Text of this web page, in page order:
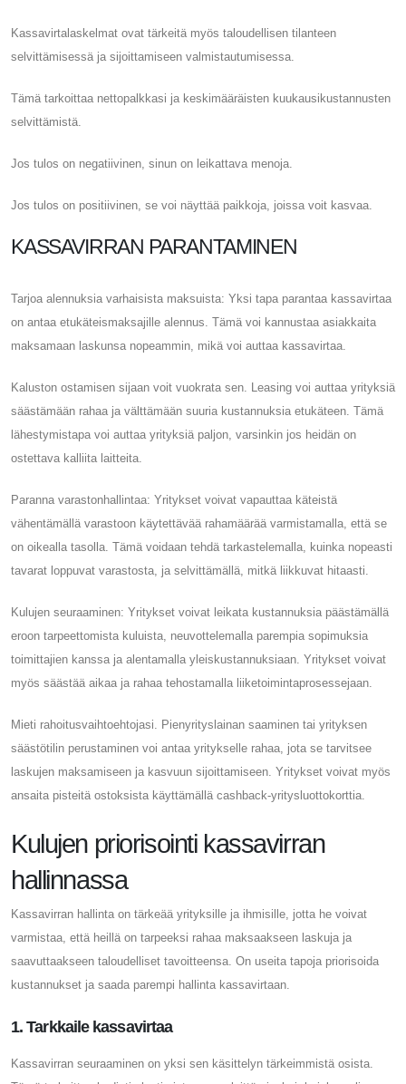
Kassavirtalaskelmat ovat tärkeitä myös taloudellisen tilanteen
selvittämisessä ja sijoittamiseen valmistautumisessa.
Tämä tarkoittaa nettopalkkasi ja keskimääräisten kuukausikustannusten
selvittämistä.
Jos tulos on negatiivinen, sinun on leikattava menoja.
Jos tulos on positiivinen, se voi näyttää paikkoja, joissa voit kasvaa.
KASSAVIRRAN PARANTAMINEN
Tarjoa alennuksia varhaisista maksuista: Yksi tapa parantaa kassavirtaa
on antaa etukäteismaksajille alennus. Tämä voi kannustaa asiakkaita
maksamaan laskunsa nopeammin, mikä voi auttaa kassavirtaa.
Kaluston ostamisen sijaan voit vuokrata sen. Leasing voi auttaa yrityksiä
säästämään rahaa ja välttämään suuria kustannuksia etukäteen. Tämä
lähestymistapa voi auttaa yrityksiä paljon, varsinkin jos heidän on
ostettava kalliita laitteita.
Paranna varastonhallintaa: Yritykset voivat vapauttaa käteistä
vähentämällä varastoon käytettävää rahamäärää varmistamalla, että se
on oikealla tasolla. Tämä voidaan tehdä tarkastelemalla, kuinka nopeasti
tavarat loppuvat varastosta, ja selvittämällä, mitkä liikkuvat hitaasti.
Kulujen seuraaminen: Yritykset voivat leikata kustannuksia päästämällä
eroon tarpeettomista kuluista, neuvottelemalla parempia sopimuksia
toimittajien kanssa ja alentamalla yleiskustannuksiaan. Yritykset voivat
myös säästää aikaa ja rahaa tehostamalla liiketoimintaprosessejaan.
Mieti rahoitusvaihtoehtojasi. Pienyrityslainan saaminen tai yrityksen
säästötilin perustaminen voi antaa yritykselle rahaa, jota se tarvitsee
laskujen maksamiseen ja kasvuun sijoittamiseen. Yritykset voivat myös
ansaita pisteitä ostoksista käyttämällä cashback-yritysluottokorttia.
Kulujen priorisointi kassavirran
hallinnassa
Kassavirran hallinta on tärkeää yrityksille ja ihmisille, jotta he voivat
varmistaa, että heillä on tarpeeksi rahaa maksaakseen laskuja ja
saavuttaakseen taloudelliset tavoitteensa. On useita tapoja priorisoida
kustannukset ja saada parempi hallinta kassavirtaan.
1. Tarkkaile kassavirtaa
Kassavirran seuraaminen on yksi sen käsittelyn tärkeimmistä osista.